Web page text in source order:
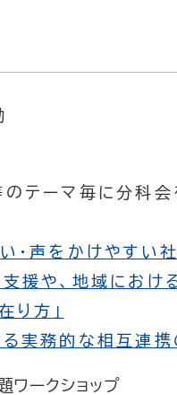
テーマ毎に分科
・声をかけやすい
援や、地域におけ
り方」
実務的な相互連携
ワークショップ